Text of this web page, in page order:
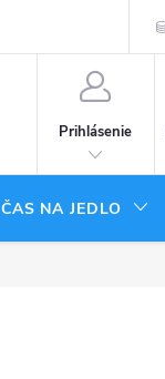
Prihlásenie
ČAS NA JEDLO